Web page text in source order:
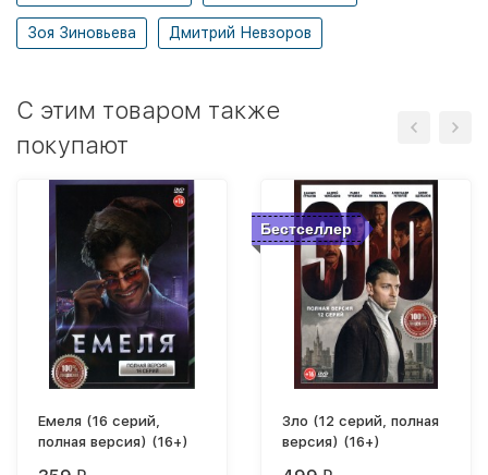
Зоя Зиновьева Дмитрий Невзоров
C этим товаром также
покупают
Емеля (16 серий,
полная версия) (16+)
Бестселлер
Зло (12 серий, полная
версия) (16+)